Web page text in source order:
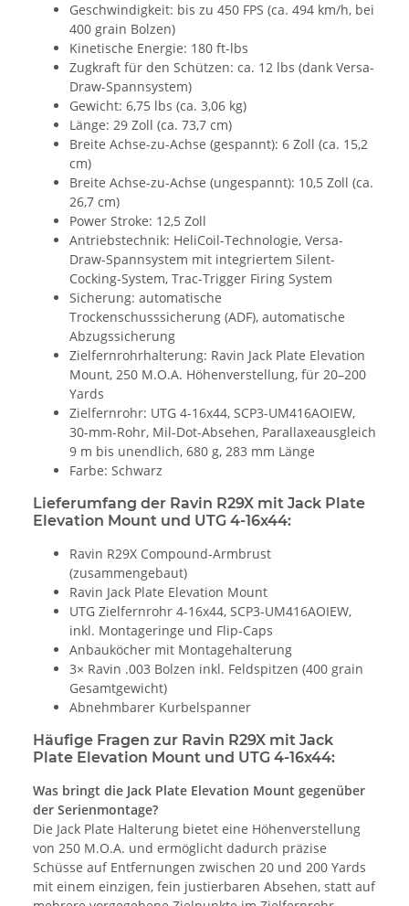
Geschwindigkeit: bis zu 450 FPS (ca. 494 km/h, bei
400 grain Bolzen)
Kinetische Energie: 180 ft-lbs
Zugkraft für den Schützen: ca. 12 lbs (dank Versa-
Draw-Spannsystem)
Gewicht: 6,75 lbs (ca. 3,06 kg)
Länge: 29 Zoll (ca. 73,7 cm)
Breite Achse-zu-Achse (gespannt): 6 Zoll (ca. 15,2
cm)
Breite Achse-zu-Achse (ungespannt): 10,5 Zoll (ca.
26,7 cm)
Power Stroke: 12,5 Zoll
Antriebstechnik: HeliCoil-Technologie, Versa-
Draw-Spannsystem mit integriertem Silent-
Cocking-System, Trac-Trigger Firing System
Sicherung: automatische
Trockenschusssicherung (ADF), automatische
Abzugssicherung
Zielfernrohrhalterung: Ravin Jack Plate Elevation
Mount, 250 M.O.A. Höhenverstellung, für 20–200
Yards
Zielfernrohr: UTG 4-16x44, SCP3-UM416AOIEW,
30-mm-Rohr, Mil-Dot-Absehen, Parallaxeausgleich
9 m bis unendlich, 680 g, 283 mm Länge
Farbe: Schwarz
Lieferumfang der Ravin R29X mit Jack Plate
Elevation Mount und UTG 4-16x44:
Ravin R29X Compound-Armbrust
(zusammengebaut)
Ravin Jack Plate Elevation Mount
UTG Zielfernrohr 4-16x44, SCP3-UM416AOIEW,
inkl. Montageringe und Flip-Caps
Anbauköcher mit Montagehalterung
3× Ravin .003 Bolzen inkl. Feldspitzen (400 grain
Gesamtgewicht)
Abnehmbarer Kurbelspanner
Häufige Fragen zur Ravin R29X mit Jack
Plate Elevation Mount und UTG 4-16x44:
Was bringt die Jack Plate Elevation Mount gegenüber
der Serienmontage?
Die Jack Plate Halterung bietet eine Höhenverstellung
von 250 M.O.A. und ermöglicht dadurch präzise
Schüsse auf Entfernungen zwischen 20 und 200 Yards
mit einem einzigen, fein justierbaren Absehen, statt auf